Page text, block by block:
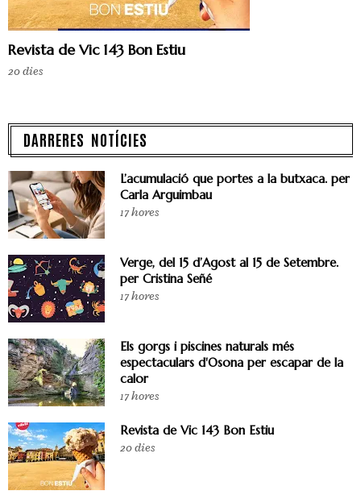
Revista de Vic 143 Bon Estiu
20 dies
DARRERES NOTÍCIES
L’acumulació que portes a la butxaca. per
Carla Arguimbau
17 hores
Verge, del 15 d’Agost al 15 de Setembre.
per Cristina Señé
17 hores
Els gorgs i piscines naturals més
espectaculars d'Osona per escapar de la
calor
17 hores
Revista de Vic 143 Bon Estiu
20 dies